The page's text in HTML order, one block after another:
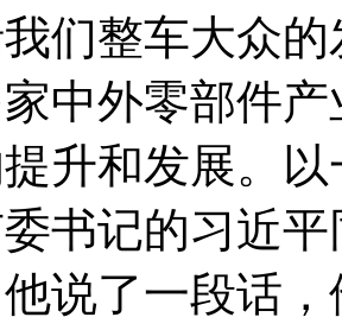
们整车大众
中外零部件
升和发展。
书记的习近
说了一段话